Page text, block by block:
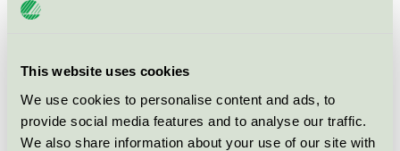
This website uses cookies
We use cookies to personalise content and ads, to
provide social media features and to analyse our traffic.
We also share information about your use of our site with
Hindåsgården Konferens & Spa,
Svanen / Hindåsgården Konferens & Spa /
Konferensverksamhet med övernattning